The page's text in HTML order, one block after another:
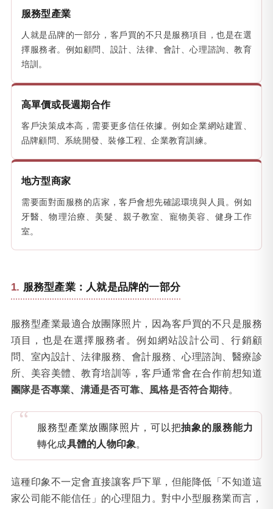
服務型產業
人就是品牌的一部分，客戶買的不只是服務項目，也是在選
擇服務者。例如顧問、設計、法律、會計、心理諮詢、教育
培訓。
高單價或長週期合作
客戶決策成本高，需要更多信任依據。例如企業網站建置、
品牌顧問、系統開發、裝修工程、企業教育訓練。
地方型商家
需要面對面服務的店家，客戶會想先確認環境與人員。例如
牙醫、物理治療、美髮、親子教室、寵物美容、健身工作
室。
服務型產業：人就是品牌的一部分
服務型產業最適合放團隊照片，因為客戶買的不只是服務
項目，也是在選擇服務者。例如網站設計公司、行銷顧
問、室內設計、法律服務、會計服務、心理諮詢、醫療診
所、美容美體、教育培訓等，客戶通常會在合作前想知道
團隊是否專業、溝通是否可靠、風格是否符合期待。
服務型產業放團隊照片，可以把抽象的服務能力
轉化成具體的人物印象。
這種印象不一定會直接讓客戶下單，但能降低「不知道這
家公司能不能信任」的心理阻力。對中小型服務業而言，